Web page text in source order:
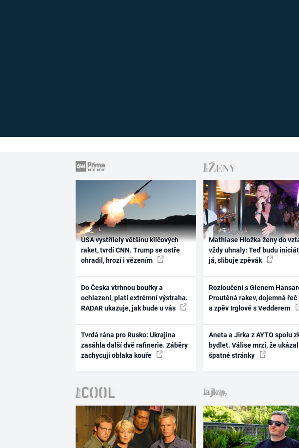
USA vystřílely většinu klíčových
raket, tvrdí CNN. Trump se ostře
ohradil, hrozí i vězením
Do Česka vtrhnou bouřky a
ochlazení, platí extrémní výstraha.
RADAR ukazuje, jak bude u vás
Tvrdá rána pro Rusko: Ukrajina
zasáhla další dvě rafinerie. Záběry
zachycují oblaka kouře
Mathiase Hložka ženy do
vždy uhnaly: Teď budu
já, slibuje zpěvák
Rozloučení s Glenem
Proutěná rakev, dojemná řeč
a zpěv Irglové s Vedderem
Aneta a Jirka z AYTO spolu
bydlet. Válise mrzí, že ukázal
špatné stránky